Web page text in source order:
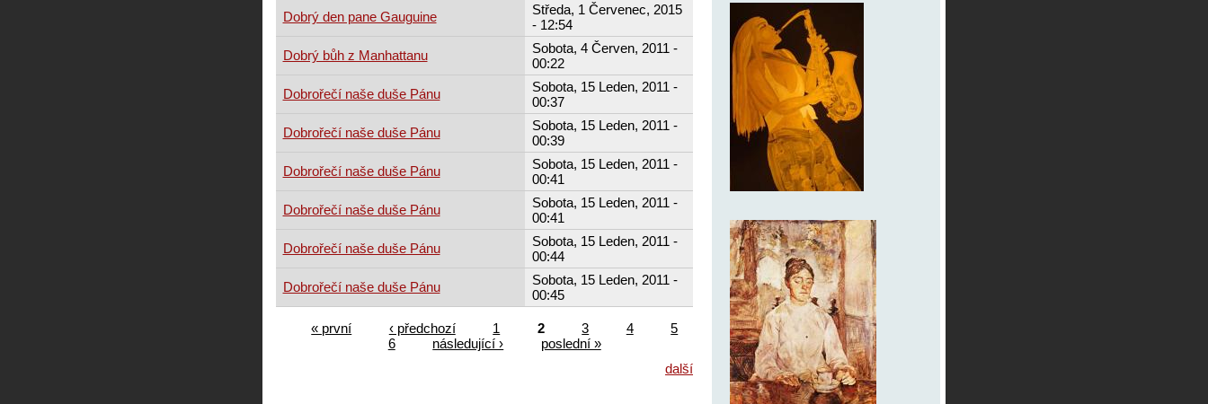
Dobrý den pane Gauguine
Středa, 1 Červenec, 2015
- 12:54
Dobrý bůh z Manhattanu
Sobota, 4 Červen, 2011 -
00:22
Dobrořečí naše duše Pánu
Sobota, 15 Leden, 2011 -
00:37
Dobrořečí naše duše Pánu
Sobota, 15 Leden, 2011 -
00:39
Dobrořečí naše duše Pánu
Sobota, 15 Leden, 2011 -
00:41
Dobrořečí naše duše Pánu
Sobota, 15 Leden, 2011 -
00:41
Dobrořečí naše duše Pánu
Sobota, 15 Leden, 2011 -
00:44
Dobrořečí naše duše Pánu
Sobota, 15 Leden, 2011 -
00:45
« první ‹ předchozí 1 2 3 4
5
6
následující ›
poslední »
další